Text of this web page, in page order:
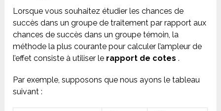
Lorsque vous souhaitez étudier les chances de
succès dans un groupe de traitement par rapport aux
chances de succès dans un groupe témoin, la
méthode la plus courante pour calculer l’ampleur de
l’effet consiste à utiliser le rapport de cotes .
Par exemple, supposons que nous ayons le tableau
suivant :